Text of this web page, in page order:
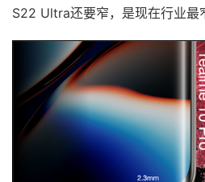
S22 Ultra还要窄，是现在行业最